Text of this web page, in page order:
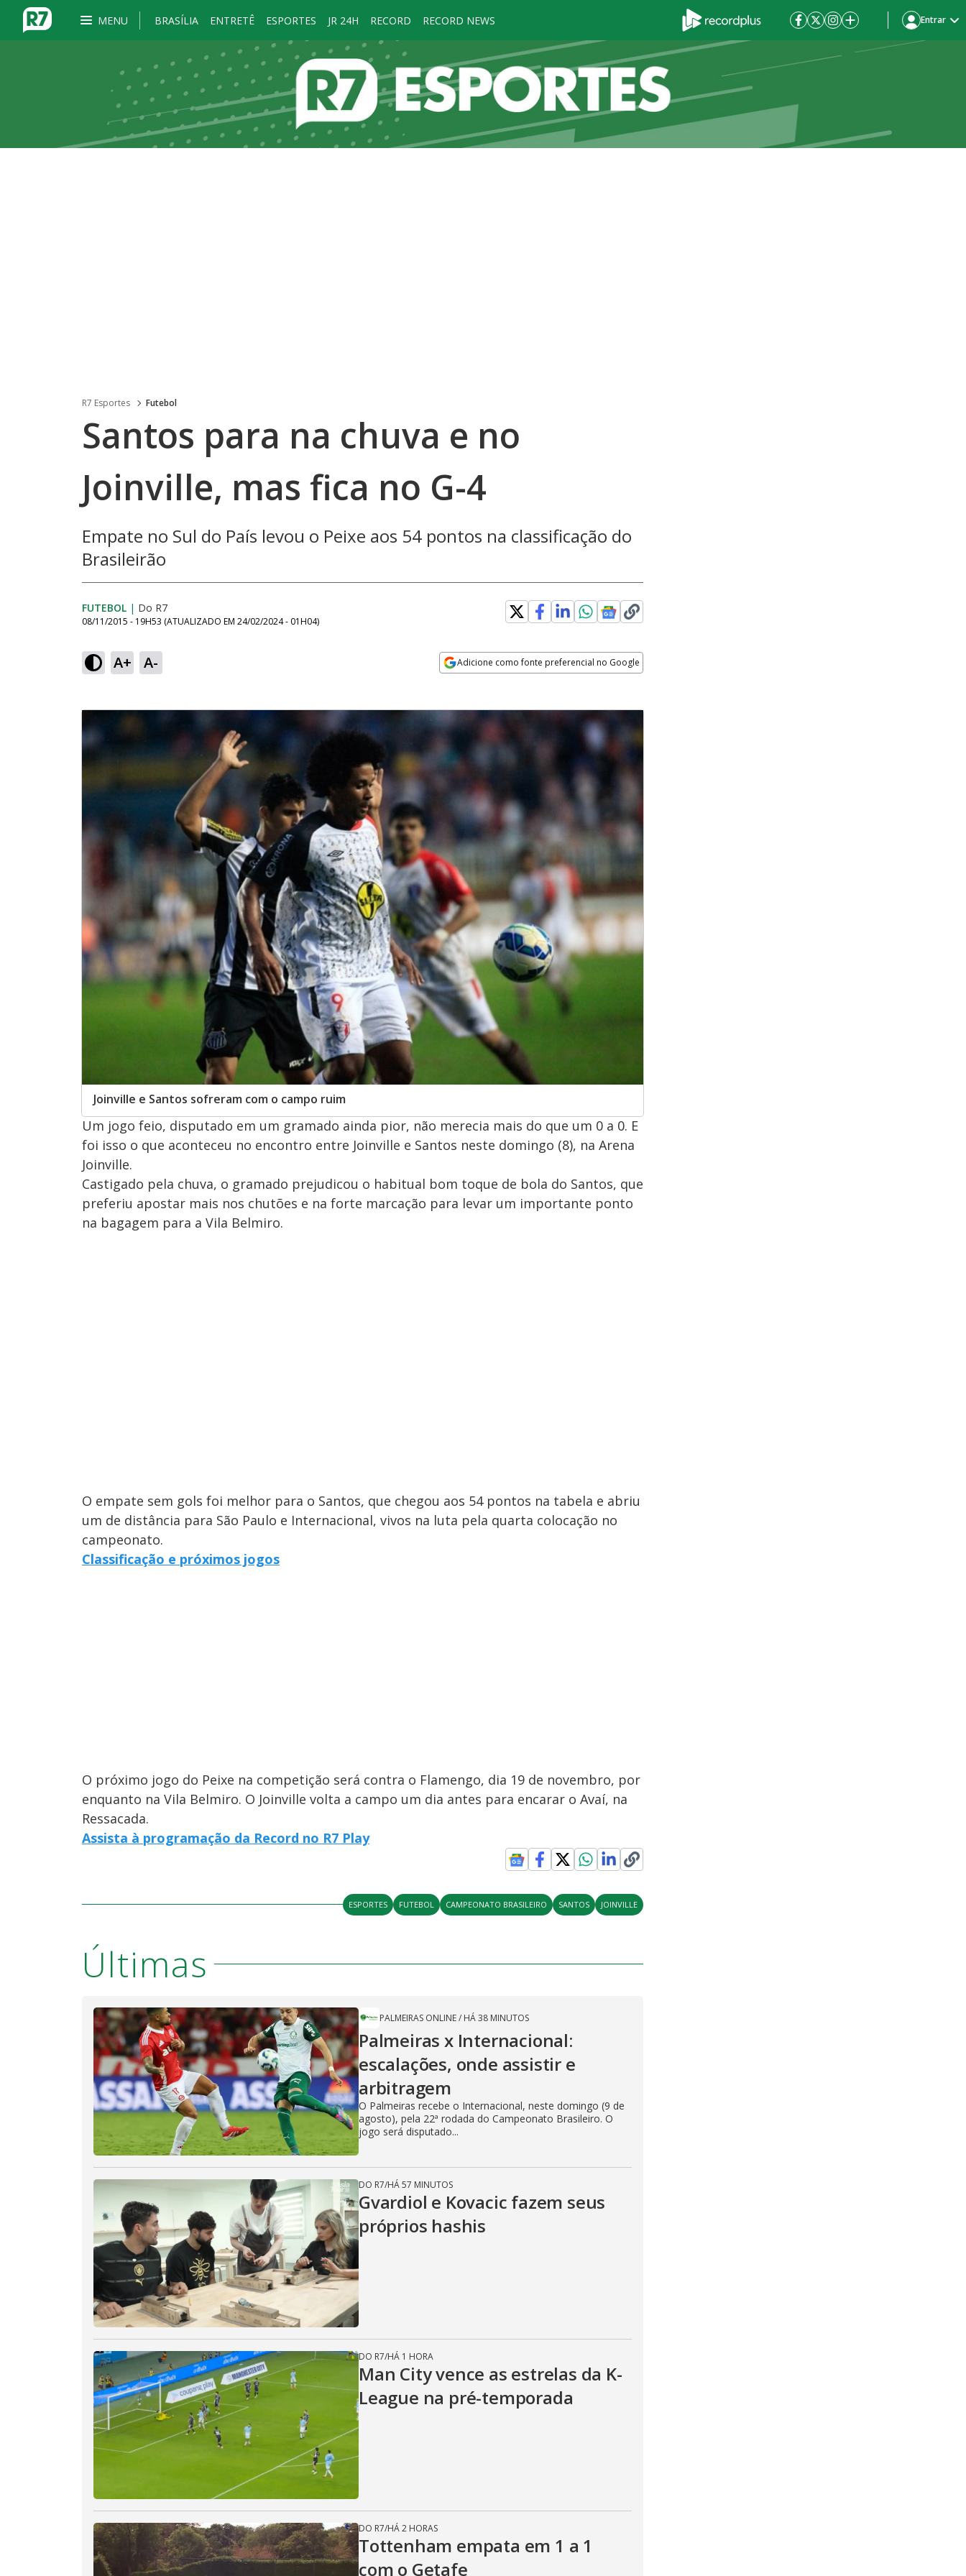
MENU BRASÍLIA ENTRETÊ ESPORTES JR 24H RECORD RECORD NEWS Entrar
R7 Esportes Futebol
Santos para na chuva e no
Joinville, mas fica no G-4
Empate no Sul do País levou o Peixe aos 54 pontos na classificação do
Brasileirão
FUTEBOL | Do R7
08/11/2015 - 19H53 (ATUALIZADO EM 24/02/2024 - 01H04)
A+ A- Adicione como fonte preferencial no Google
Joinville e Santos sofreram com o campo ruim
Um jogo feio, disputado em um gramado ainda pior, não merecia mais do que um 0 a 0. E
foi isso o que aconteceu no encontro entre Joinville e Santos neste domingo (8), na Arena
Joinville.
Castigado pela chuva, o gramado prejudicou o habitual bom toque de bola do Santos, que
preferiu apostar mais nos chutões e na forte marcação para levar um importante ponto
na bagagem para a Vila Belmiro.
O empate sem gols foi melhor para o Santos, que chegou aos 54 pontos na tabela e abriu
um de distância para São Paulo e Internacional, vivos na luta pela quarta colocação no
campeonato.
Classificação e próximos jogos
O próximo jogo do Peixe na competição será contra o Flamengo, dia 19 de novembro, por
enquanto na Vila Belmiro. O Joinville volta a campo um dia antes para encarar o Avaí, na
Ressacada.
Assista à programação da Record no R7 Play
ESPORTES FUTEBOL CAMPEONATO BRASILEIRO SANTOS JOINVILLE
Últimas
PALMEIRAS ONLINE/ HÁ 38 MINUTOS
Palmeiras x Internacional:
escalações, onde assistir e
arbitragem
O Palmeiras recebe o Internacional, neste domingo (9 de
agosto), pela 22ª rodada do Campeonato Brasileiro. O
jogo será disputado...
DO R7/HÁ 57 MINUTOS
Gvardiol e Kovacic fazem seus
próprios hashis
DO R7/HÁ 1 HORA
Man City vence as estrelas da K-
League na pré-temporada
DO R7/HÁ 2 HORAS
Tottenham empata em 1 a 1
com o Getafe